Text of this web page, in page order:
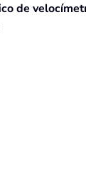
de